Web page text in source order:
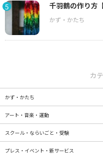
5 千羽鶴の作り方
カ
かず・かたち
アート・音楽・運動
スクール・ならいごと・受験
プレス・イベント・新サービス